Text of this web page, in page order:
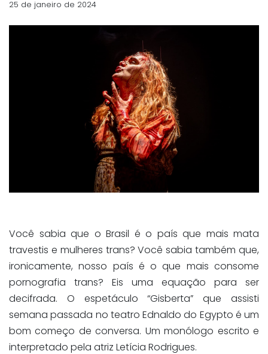
25 de janeiro de 2024
Você sabia que o Brasil é o país que mais mata
travestis e mulheres trans? Você sabia também que,
ironicamente, nosso país é o que mais consome
pornografia trans? Eis uma equação para ser
decifrada. O espetáculo “Gisberta” que assisti
semana passada no teatro Ednaldo do Egypto é um
bom começo de conversa. Um monólogo escrito e
interpretado pela atriz Letícia Rodrigues.